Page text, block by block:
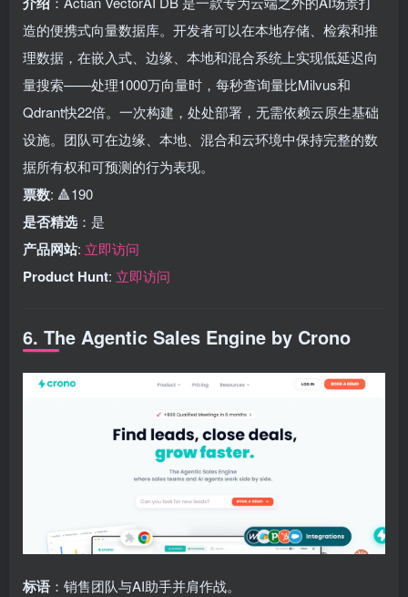
造的便携式向量数据库。开发者可以在本地存储、检索和推
理数据，在嵌入式、边缘、本地和混合系统上实现低延迟向
量搜索——处理1000万向量时，每秒查询量比Milvus和
Qdrant快22倍。一次构建，处处部署，无需依赖云原生基础
设施。团队可在边缘、本地、混合和云环境中保持完整的数
据所有权和可预测的行为表现。
票数: 🔺190
是否精选 ：是
产品网站: 立即访问
Product Hunt: 立即访问
6. The Agentic Sales Engine by Crono
标语 ：销售团队与AI助手并肩作战。